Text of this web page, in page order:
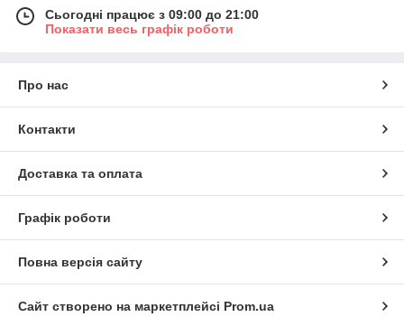
Сьогодні працює з 09:00 до 21:00
Показати весь графік роботи
Про нас
Контакти
Доставка та оплата
Графік роботи
Повна версія сайту
Сайт створено на маркетплейсі Prom.ua